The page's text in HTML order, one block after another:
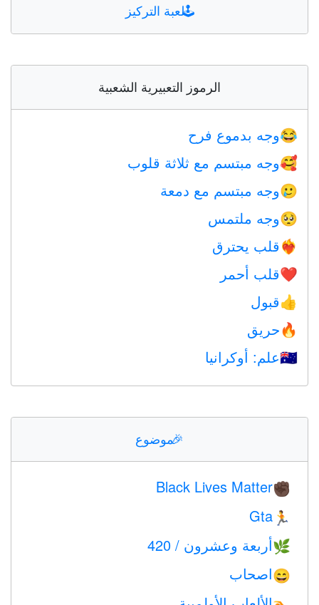
🕹️لعبة التركيز
الرموز التعبيرية الشعبية
😂وجه بدموع فرح
🥰وجه مبتسم مع ثلاثة قلوب
🥲وجه مبتسم مع دمعة
🥺وجه ملتمس
❤️‍🔥 قلب يحترق
❤️قلب أحمر
👍قبول
🔥حريق
🇺🇦علم: أوكرانيا
🎉موضوع
✊🏿
Black Lives Matter
🏃
Gta
🌿أربعة وعشرون / 420
😄اصحاب